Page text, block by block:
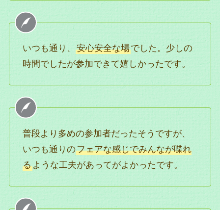
いつも通り、 安心安全な場でした。少しの
時間でしたが参加できて嬉しかったです。
普段より多めの参加者だったそうですが、
いつも通りのフェアな感じでみんなが喋れ
るような工夫があってがよかったです。